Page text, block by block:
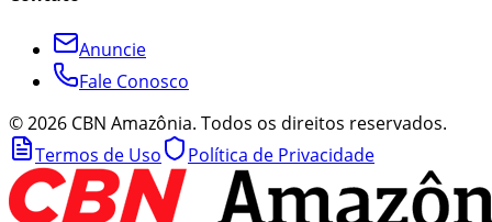
Anuncie
Fale Conosco
©2026 CBN Amazônia. Todos os direitos reservados.
Termos de Uso
Política de Privacidade